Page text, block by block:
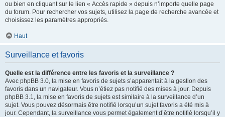
ou bien en cliquant sur le lien « Accès rapide » depuis n’importe quelle page
du forum. Pour rechercher vos sujets, utilisez la page de recherche avancée et
choisissez les paramètres appropriés.
Haut
Surveillance et favoris
Quelle est la différence entre les favoris et la surveillance ?
Avec phpBB 3.0, la mise en favoris de sujets s’apparentait à la gestion des
favoris dans un navigateur. Vous n’étiez pas notifié des mises à jour. Depuis
phpBB 3.1, la mise en favoris de sujets est similaire à la surveillance d’un
sujet. Vous pouvez désormais être notifié lorsqu’un sujet favoris a été mis à
jour. Cependant, la surveillance vous permet également d’être notifié lorsqu’il y